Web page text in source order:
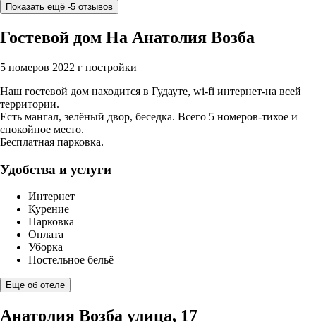
Показать ещё -5 отзывов
Гостевой дом На Анатолия Возба
5 номеров 2022 г постройки
Наш гостевой дом находится в Гудауте, wi-fi интернет-на всей
территории.
Есть мангал, зелёный двор, беседка. Всего 5 номеров-тихое и
спокойное место.
Бесплатная парковка.
Удобства и услуги
Интернет
Курение
Парковка
Оплата
Уборка
Постельное бельё
Еще об отеле
Анатолия Возба улица, 17